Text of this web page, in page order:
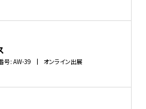
号: AW-39 オンライン出展